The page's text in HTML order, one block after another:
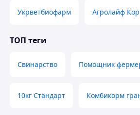
Укрветбиофарм Агролайф
ТОП теги
Свинарство Помощник
10кг Стандарт Комбикорм